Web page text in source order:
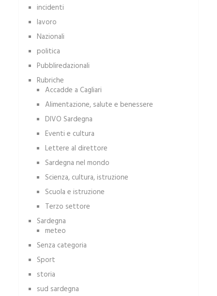
incidenti
lavoro
Nazionali
politica
Pubbliredazionali
Rubriche
Accadde a Cagliari
Alimentazione, salute e benessere
DIVO Sardegna
Eventi e cultura
Lettere al direttore
Sardegna nel mondo
Scienza, cultura, istruzione
Scuola e istruzione
Terzo settore
Sardegna
meteo
Senza categoria
Sport
storia
sud sardegna